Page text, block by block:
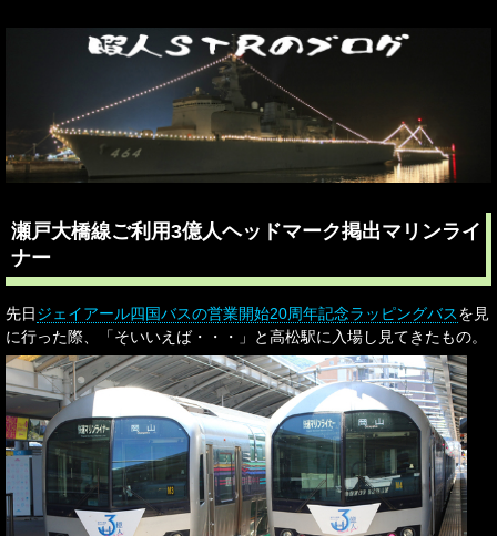
瀬戸大橋線ご利用3億人ヘッドマーク掲出マリンライ
ナー
先日ジェイアール四国バスの営業開始20周年記念ラッピングバスを見
に行った際、「そいいえば・・・」と高松駅に入場し見てきたもの。